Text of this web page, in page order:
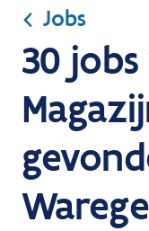
Jobs
30